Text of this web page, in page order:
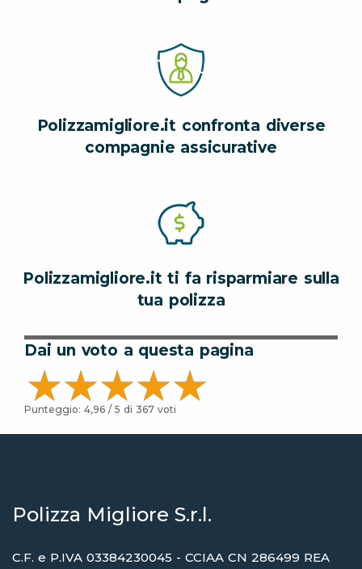
Polizzamigliore.it confronta diverse
compagnie assicurative
Polizzamigliore.it ti fa risparmiare sulla
tua polizza
Dai un voto a questa pagina
Punteggio: 4,96 / 5 di 367 voti
Polizza Migliore S.r.l.
C.F. e P.IVA 03384230045 - CCIAA CN 286499 REA